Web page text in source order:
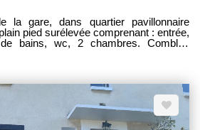
gare, dans quartier pavillonnaire
pied surélevée comprenant : entrée,
bains, wc, 2 chambres. Combles
AFFAIRE RARE DE QUALITE AVEC
HONORAIRES
----------CONTACT AGENCE